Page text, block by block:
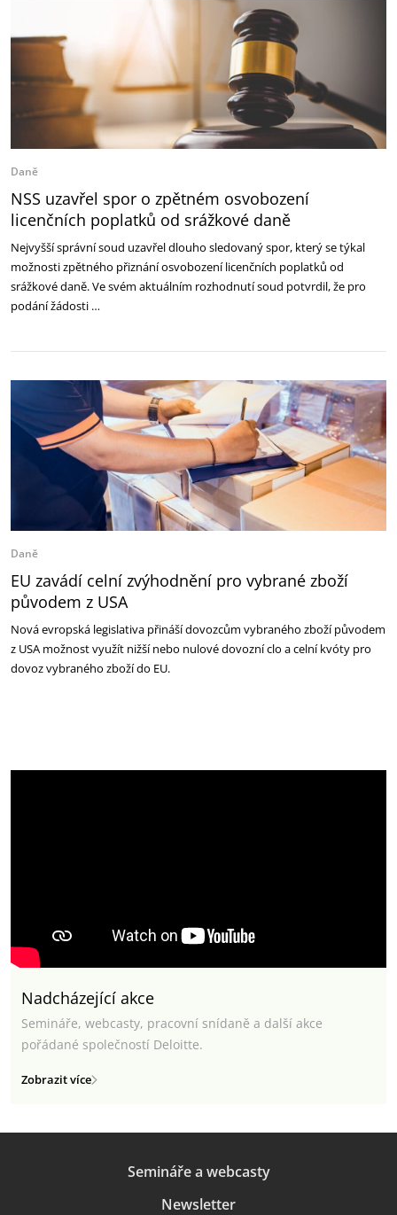
Daně
NSS uzavřel spor o zpětném osvobození
licenčních poplatků od srážkové daně
Nejvyšší správní soud uzavřel dlouho sledovaný spor, který se týkal
možnosti zpětného přiznání osvobození licenčních poplatků od
srážkové daně. Ve svém aktuálním rozhodnutí soud potvrdil, že pro
podání žádosti …
Daně
EU zavádí celní zvýhodnění pro vybrané zboží
původem z USA
Nová evropská legislativa přináší dovozcům vybraného zboží původem
z USA možnost využít nižší nebo nulové dovozní clo a celní kvóty pro
dovoz vybraného zboží do EU.
Nadcházející akce
Semináře, webcasty, pracovní snídaně a další akce
pořádané společností Deloitte.
Zobrazit více
Semináře a webcasty
Newsletter